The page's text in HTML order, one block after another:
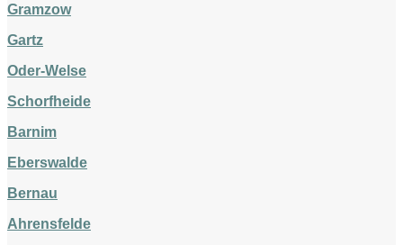
Gramzow
Gartz
Oder-Welse
Schorfheide
Barnim
Eberswalde
Bernau
Ahrensfelde